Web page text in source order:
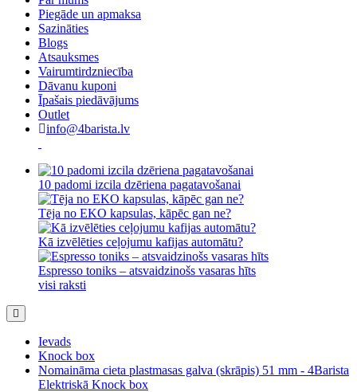
Piegāde un apmaksa
Sazināties
Blogs
Atsauksmes
Vairumtirdzniecība
Dāvanu kuponi
Īpašais piedāvājums
Outlet
info@4barista.lv
10 padomi izcila dzēriena pagatavošanai
Tēja no EKO kapsulas, kāpēc gan ne?
Kā izvēlēties ceļojumu kafijas automātu?
Espresso toniks – atsvaidzinošs vasaras hīts
visi raksti
Ievads
Knock box
Nomaināma cieta plastmasas galva (skrāpis) 51 mm - 4Barista
Elektriskā Knock box